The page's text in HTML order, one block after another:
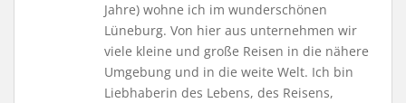
Jahre) wohne ich im wunderschönen
Lüneburg. Von hier aus unternehmen wir
viele kleine und große Reisen in die nähere
Umgebung und in die weite Welt. Ich bin
Liebhaberin des Lebens, des Reisens,